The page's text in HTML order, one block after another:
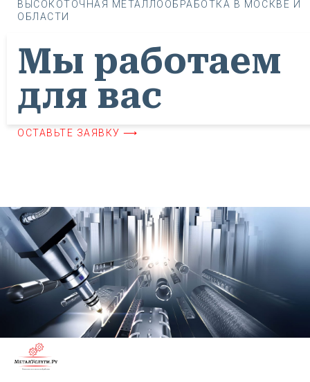
ВЫСОКОТОЧНАЯ МЕТАЛЛООБРАБОТКА В МОСКВЕ И
ОБЛАСТИ
Мы работаем
для вас
ОСТАВЬТЕ ЗАЯВКУ ⟶